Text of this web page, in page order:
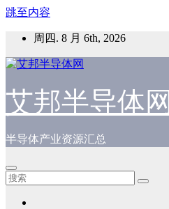
跳至内容
周四. 8 月 6th, 2026
艾邦半导体网
半导体产业资源汇总